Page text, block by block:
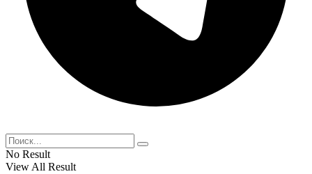
No Result
View All Result